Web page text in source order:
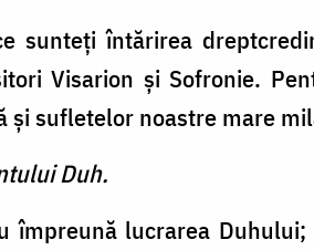
sunteţi întărirea
Visarion şi Sofronie.
şi sufletelor noastre mare
Duh.
împreună lucrarea